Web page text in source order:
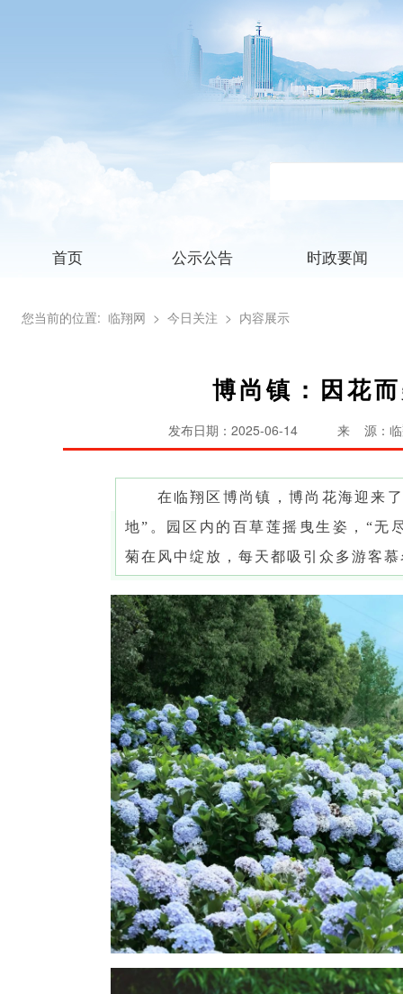
首页 公示公告 时政要闻
您当前的位置: 临翔网 > 今日关注 > 内容展示
博尚镇：因花
发布日期：2025-06-14 来 源：临
在临翔区博尚镇，博尚花海迎来
地”。园区内的百草莲摇曳生姿，“无
菊在风中绽放，每天都吸引众多游客